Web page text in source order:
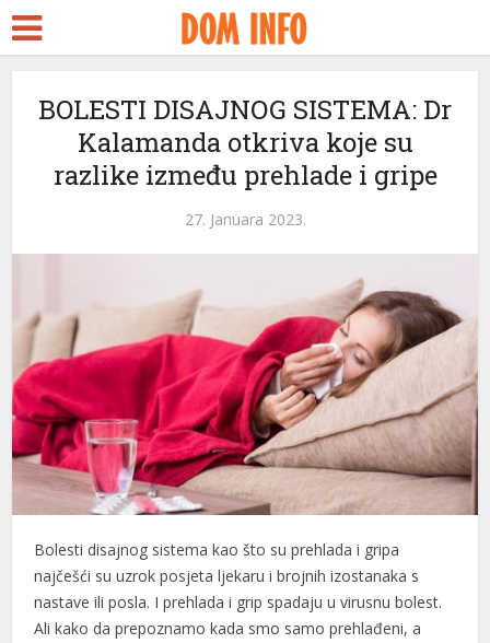
BOLESTI DISAJNOG SISTEMA: Dr
Kalamanda otkriva koje su
razlike između prehlade i gripe
27. Januara 2023.
Bolesti disajnog sistema kao što su prehlada i gripa
najčešći su uzrok posjeta ljekaru i brojnih izostanaka s
nastave ili posla. I prehlada i grip spadaju u virusnu bolest.
Ali kako da prepoznamo kada smo samo prehlađeni, a